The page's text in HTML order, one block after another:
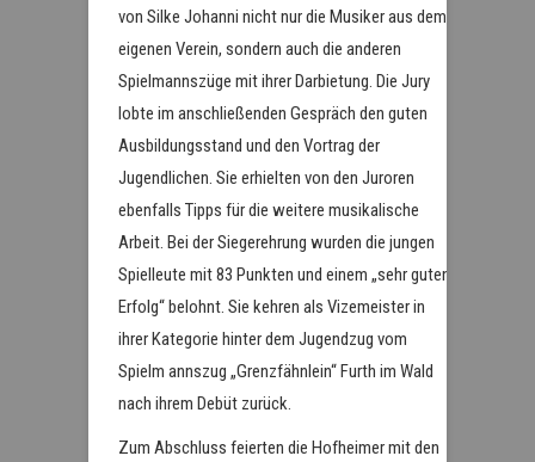
von Silke Johanni nicht nur die Musiker aus dem
eigenen Verein, sondern auch die anderen
Spielmannszüge mit ihrer Darbietung. Die Jury
lobte im anschließenden Gespräch den guten
Ausbildungsstand und den Vortrag der
Jugendlichen. Sie erhielten von den Juroren
ebenfalls Tipps für die weitere musikalische
Arbeit. Bei der Siegerehrung wurden die jungen
Spielleute mit 83 Punkten und einem „sehr guten
Erfolg“ belohnt. Sie kehren als Vizemeister in
ihrer Kategorie hinter dem Jugendzug vom
Spielm annszug „Grenzfähnlein“ Furth im Wald
nach ihrem Debüt zurück.
Zum Abschluss feierten die Hofheimer mit den